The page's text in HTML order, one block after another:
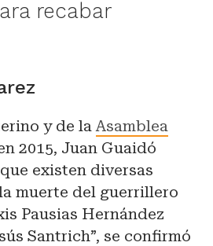
recabar
y de laAsamblea
2015, Juan Guaidó
existen diversas
muerte del guerrillero
Pausias Hernández
Santrich”, se confirmó